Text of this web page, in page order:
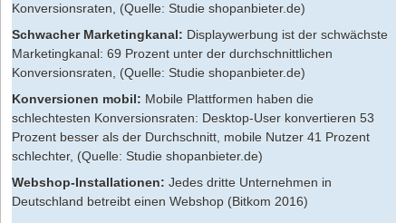
Konversionsraten, (Quelle: Studie shopanbieter.de)
Schwacher Marketingkanal: Displaywerbung ist der schwächste
Marketingkanal: 69 Prozent unter der durchschnittlichen
Konversionsraten, (Quelle: Studie shopanbieter.de)
Konversionen mobil: Mobile Plattformen haben die
schlechtesten Konversionsraten: Desktop-User konvertieren 53
Prozent besser als der Durchschnitt, mobile Nutzer 41 Prozent
schlechter, (Quelle: Studie shopanbieter.de)
Webshop-Installationen: Jedes dritte Unternehmen in
Deutschland betreibt einen Webshop (Bitkom 2016)